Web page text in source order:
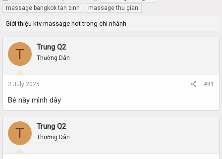
h
r
e
s
t
r
t
r
t
a
r
a
t
massage bangkok tan binh
massage thu gian
Giới thiệu ktv massage hot trong chi nhánh
T Trung Q2
Thường Dân
2 July 2025 #81
Bé này mình dây
T Trung Q2
Thường Dân